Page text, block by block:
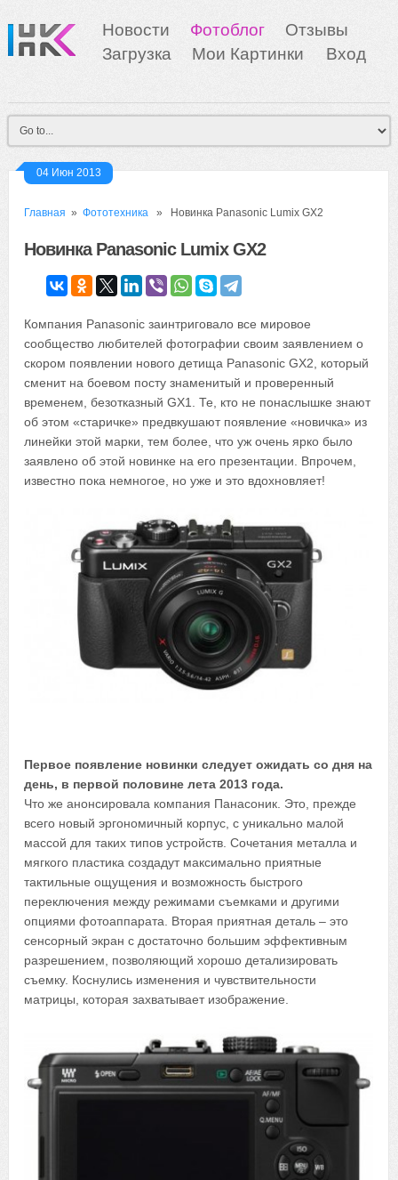
Новости Фотоблог
Отзывы
Загрузка
Мои Картинки Вход
04 Июн 2013
Главная »Фототехника » Новинка Panasonic Lumix GX2
Новинка Panasonic Lumix GX2
Компания Panasonic заинтриговало все мировое
сообщество любителей фотографии своим заявлением о
скором появлении нового детища Panasonic GX2, который
сменит на боевом посту знаменитый и проверенный
временем, безотказный GX1. Те, кто не понаслышке знают
об этом «старичке» предвкушают появление «новичка» из
линейки этой марки, тем более, что уж очень ярко было
заявлено об этой новинке на его презентации. Впрочем,
известно пока немногое, но уже и это вдохновляет!
Первое появление новинки следует ожидать со дня на
день, в первой половине лета 2013 года.
Что же анонсировала компания Панасоник. Это, прежде
всего новый эргономичный корпус, с уникально малой
массой для таких типов устройств. Сочетания металла и
мягкого пластика создадут максимально приятные
тактильные ощущения и возможность быстрого
переключения между режимами съемками и другими
опциями фотоаппарата. Вторая приятная деталь – это
сенсорный экран с достаточно большим эффективным
разрешением, позволяющий хорошо детализировать
съемку. Коснулись изменения и чувствительности
матрицы, которая захватывает изображение.